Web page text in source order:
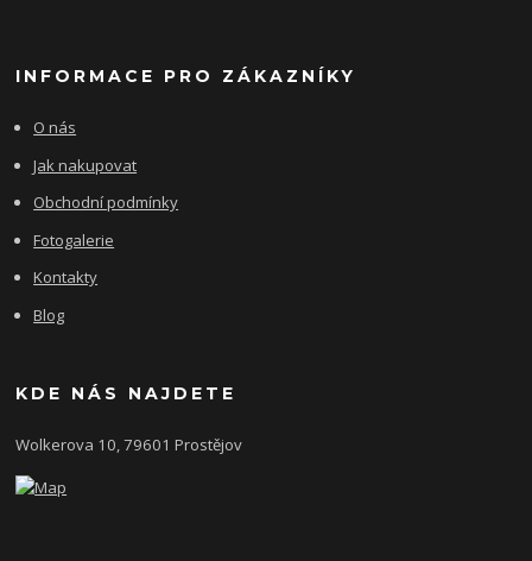
INFORMACE PRO ZÁKAZNÍKY
O nás
Jak nakupovat
Obchodní podmínky
Fotogalerie
Kontakty
Blog
KDE NÁS NAJDETE
Wolkerova 10, 79601 Prostějov